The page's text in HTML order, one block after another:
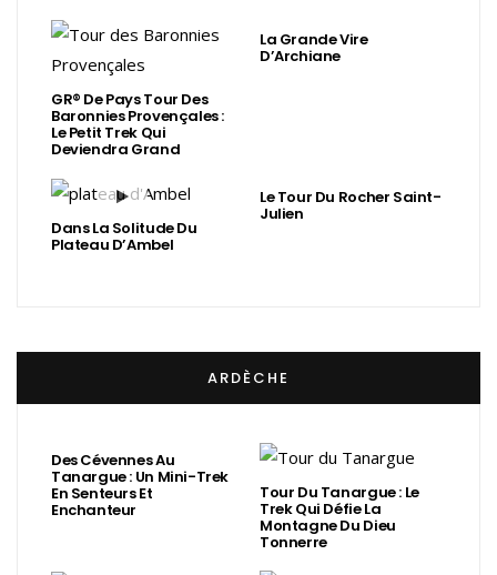
GR® De Pays Tour Des
Baronnies Provençales :
Le Petit Trek Qui
Deviendra Grand
La Grande Vire
D’Archiane
Dans La Solitude Du
Plateau D’Ambel
Le Tour Du Rocher Saint-
Julien
ARDÈCHE
Des Cévennes Au
Tanargue : Un Mini-Trek
En Senteurs Et
Enchanteur
Tour Du Tanargue : Le
Trek Qui Défie La
Montagne Du Dieu
Tonnerre